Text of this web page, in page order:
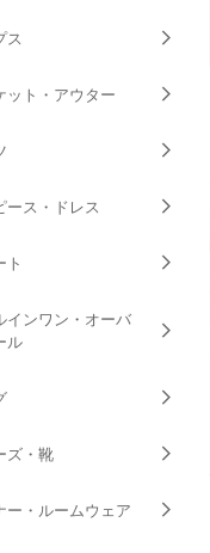
ス
ット・アウター
ース・ドレス
ト
インワン・オーバ
ル
ズ・靴
ー・ルームウェア